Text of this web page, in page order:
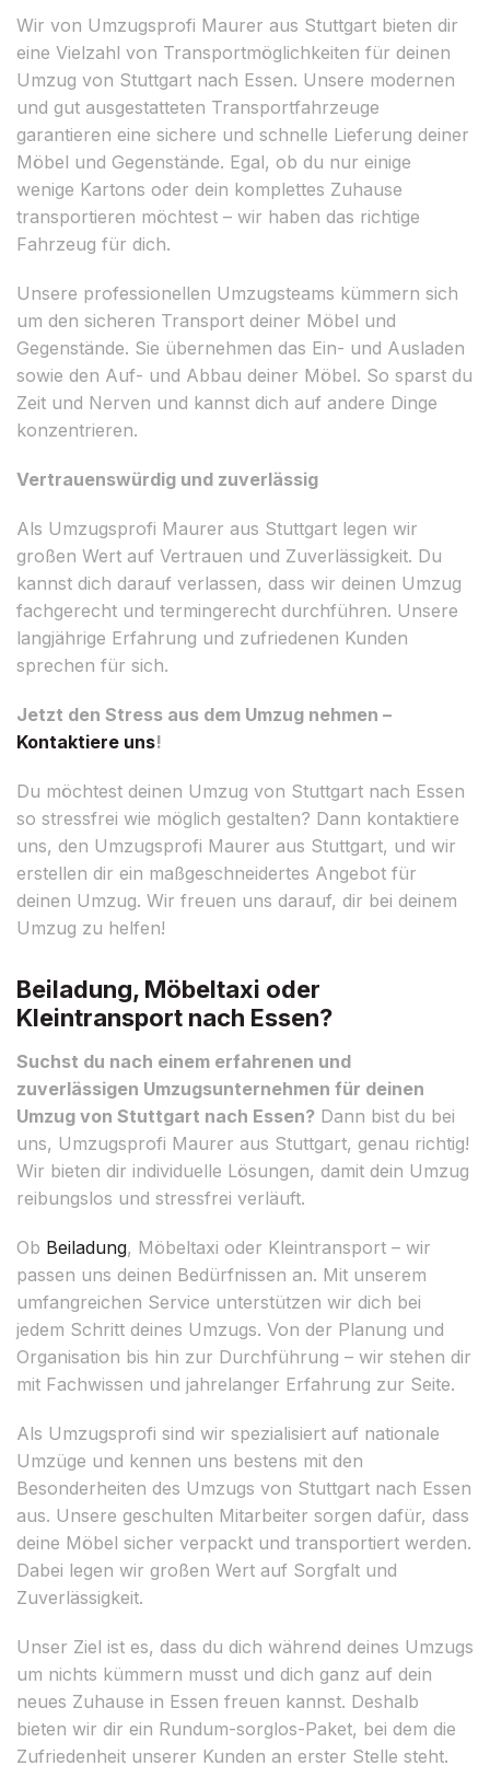
Wir von Umzugsprofi Maurer aus Stuttgart bieten dir
eine Vielzahl von Transportmöglichkeiten für deinen
Umzug von Stuttgart nach Essen. Unsere modernen
und gut ausgestatteten Transportfahrzeuge
garantieren eine sichere und schnelle Lieferung deiner
Möbel und Gegenstände. Egal, ob du nur einige
wenige Kartons oder dein komplettes Zuhause
transportieren möchtest – wir haben das richtige
Fahrzeug für dich.
Unsere professionellen Umzugsteams kümmern sich
um den sicheren Transport deiner Möbel und
Gegenstände. Sie übernehmen das Ein- und Ausladen
sowie den Auf- und Abbau deiner Möbel. So sparst du
Zeit und Nerven und kannst dich auf andere Dinge
konzentrieren.
Vertrauenswürdig und zuverlässig
Als Umzugsprofi Maurer aus Stuttgart legen wir
großen Wert auf Vertrauen und Zuverlässigkeit. Du
kannst dich darauf verlassen, dass wir deinen Umzug
fachgerecht und termingerecht durchführen. Unsere
langjährige Erfahrung und zufriedenen Kunden
sprechen für sich.
Jetzt den Stress aus dem Umzug nehmen –
Kontaktiere uns!
Du möchtest deinen Umzug von Stuttgart nach Essen
so stressfrei wie möglich gestalten? Dann kontaktiere
uns, den Umzugsprofi Maurer aus Stuttgart, und wir
erstellen dir ein maßgeschneidertes Angebot für
deinen Umzug. Wir freuen uns darauf, dir bei deinem
Umzug zu helfen!
Beiladung, Möbeltaxi oder
Kleintransport nach Essen?
Suchst du nach einem erfahrenen und
zuverlässigen Umzugsunternehmen für deinen
Umzug von Stuttgart nach Essen? Dann bist du bei
uns, Umzugsprofi Maurer aus Stuttgart, genau richtig!
Wir bieten dir individuelle Lösungen, damit dein Umzug
reibungslos und stressfrei verläuft.
Ob Beiladung, Möbeltaxi oder Kleintransport – wir
passen uns deinen Bedürfnissen an. Mit unserem
umfangreichen Service unterstützen wir dich bei
jedem Schritt deines Umzugs. Von der Planung und
Organisation bis hin zur Durchführung – wir stehen dir
mit Fachwissen und jahrelanger Erfahrung zur Seite.
Als Umzugsprofi sind wir spezialisiert auf nationale
Umzüge und kennen uns bestens mit den
Besonderheiten des Umzugs von Stuttgart nach Essen
aus. Unsere geschulten Mitarbeiter sorgen dafür, dass
deine Möbel sicher verpackt und transportiert werden.
Dabei legen wir großen Wert auf Sorgfalt und
Zuverlässigkeit.
Unser Ziel ist es, dass du dich während deines Umzugs
um nichts kümmern musst und dich ganz auf dein
neues Zuhause in Essen freuen kannst. Deshalb
bieten wir dir ein Rundum-sorglos-Paket, bei dem die
Zufriedenheit unserer Kunden an erster Stelle steht.